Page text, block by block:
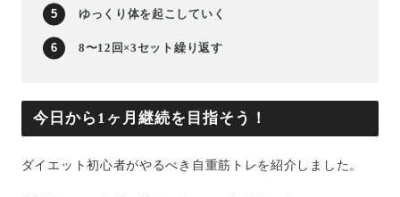
ゆっくり体を起こしていく
8〜12回×3セット繰り返す
今日から1ヶ月継続を目指そう！
ダイエット初心者がやるべき自重筋トレを紹介しました。